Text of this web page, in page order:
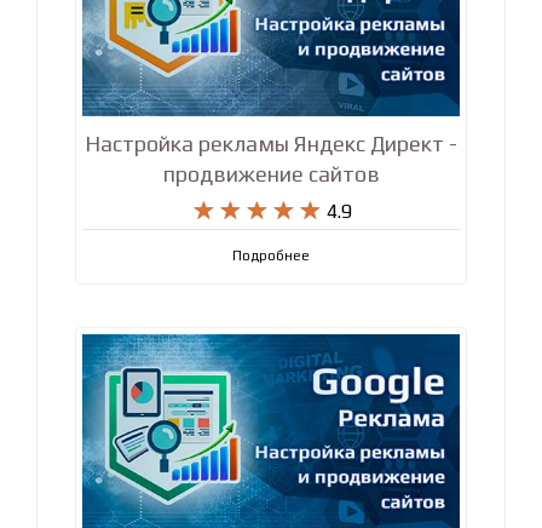
Настройка рекламы Яндекс Директ -
продвижение сайтов
    
     4.9
Подробнее